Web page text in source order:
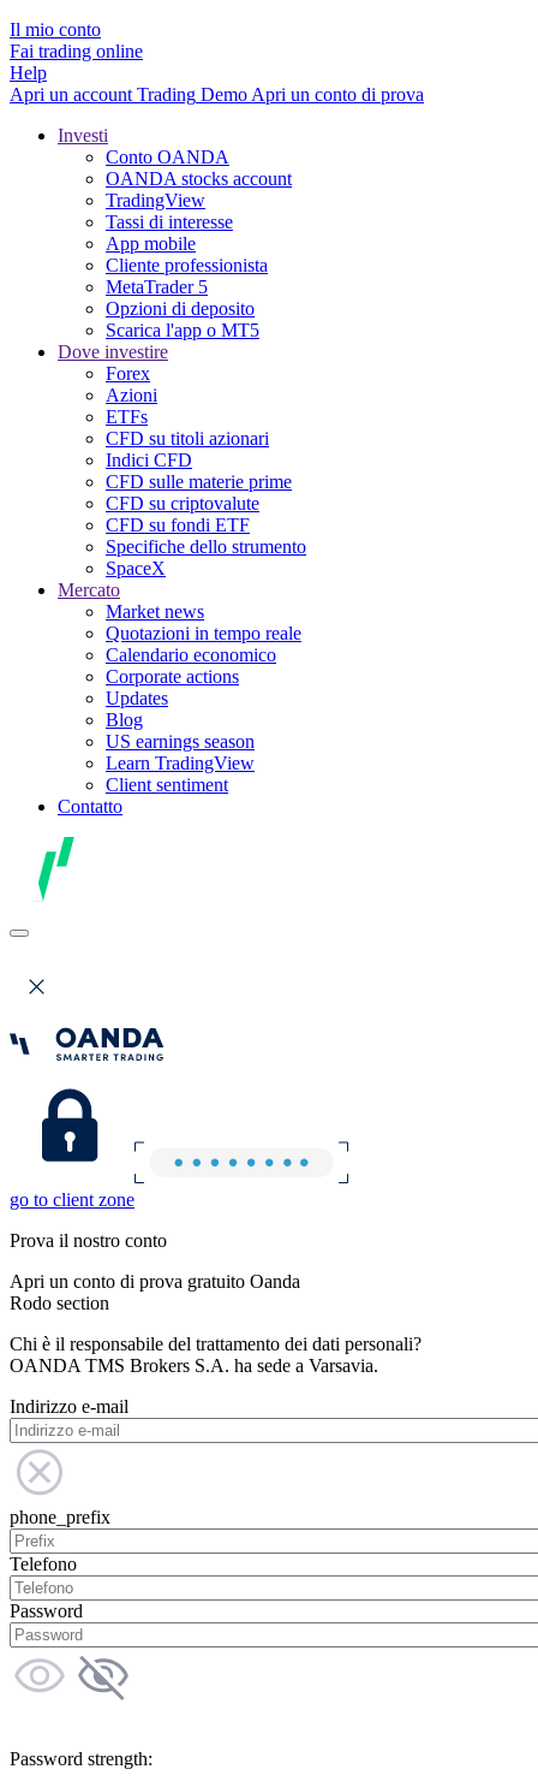
Il mio conto
Fai trading online
Help
Apri un account Trading Demo Apri un conto di prova
Investi
Conto OANDA
OANDA stocks account
TradingView
Tassi di interesse
App mobile
Cliente professionista
MetaTrader 5
Opzioni di deposito
Scarica l'app o MT5
Dove investire
Forex
Azioni
ETFs
CFD su titoli azionari
Indici CFD
CFD sulle materie prime
CFD su criptovalute
CFD su fondi ETF
Specifiche dello strumento
SpaceX
Mercato
Market news
Quotazioni in tempo reale
Calendario economico
Corporate actions
Updates
Blog
US earnings season
Learn TradingView
Client sentiment
Contatto
go to client zone
Prova il nostro conto
Apri un conto di prova gratuito Oanda
Rodo section
Chi è il responsabile del trattamento dei dati personali?
OANDA TMS Brokers S.A. ha sede a Varsavia.
Indirizzo e-mail
phone_prefix
Telefono
Password
Password strength: